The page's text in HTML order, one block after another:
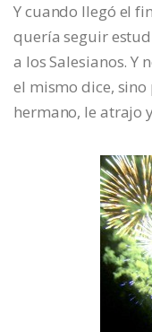
Y cuando llegó el
quería seguir
a los Salesianos. Y
el mismo dice,
hermano, le atrajo